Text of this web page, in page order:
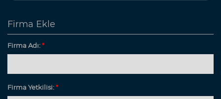
Firma Ekle
Firma Adı:*
Firma Yetkilisi:*